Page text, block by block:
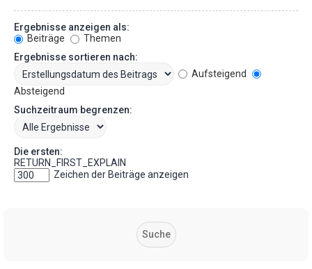
Ergebnisse anzeigen als:
Beiträge
Themen
Ergebnisse sortieren nach:
Aufsteigend
Absteigend
Suchzeitraum begrenzen:
Die ersten:
RETURN_FIRST_EXPLAIN
Zeichen der Beiträge anzeigen